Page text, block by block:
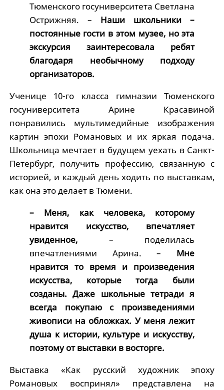
Тюменского госуниверситета Светлана
Острижняя. – Наши школьники –
постоянные гости в этом музее, но эта
экскурсия заинтересовала ребят
благодаря необычному подходу
организаторов.
Ученице 10-го класса гимназии Тюменского
госуниверситета Арине Красавиной
понравились мультимедийные изображения
картин эпохи Романовых и их яркая подача.
Школьница мечтает в будущем уехать в Санкт-
Петербург, получить профессию, связанную с
историей, и каждый день ходить по выставкам,
как она это делает в Тюмени.
– Меня, как человека, которому
нравится искусство, впечатляет
увиденное, – поделилась
впечатлениями Арина. – Мне
нравится то время и произведения
искусства, которые тогда были
созданы. Даже школьные тетради я
всегда покупаю с произведениями
живописи на обложках. У меня лежит
душа к истории, культуре и искусству,
поэтому от выставки в восторге.
Выставка «Как русский художник эпоху
Романовых воспринял» представлена на